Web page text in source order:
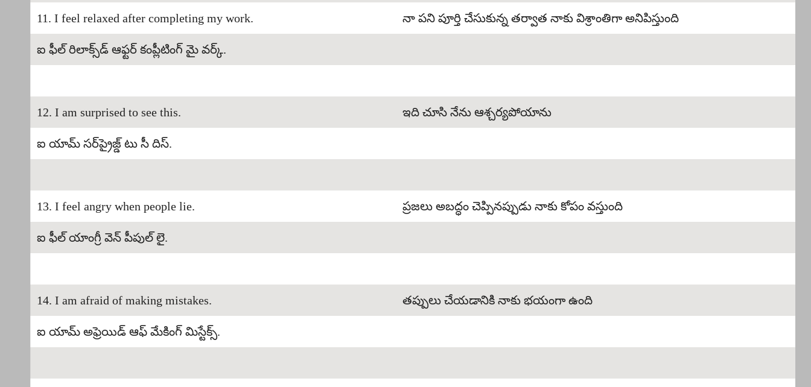
11. I feel relaxed after completing my work. నా పని పూర్తి చేసుకున్న తర్వాత నాకు విశ్రాంతిగా అనిపిస్తుంది
ఐ ఫీల్ రిలాక్స్‌డ్ ఆఫ్టర్ కంప్లీటింగ్ మై వర్క్.
12. I am surprised to see this. ఇది చూసి నేను ఆశ్చర్యపోయాను
ఐ యామ్ సర్‌ప్రైజ్డ్ టు సీ దిస్.
13. I feel angry when people lie. ప్రజలు అబద్ధం చెప్పినప్పుడు నాకు కోపం వస్తుంది
ఐ ఫీల్ యాంగ్రీ వెన్ పీపుల్ లై.
14. I am afraid of making mistakes. తప్పులు చేయడానికి నాకు భయంగా ఉంది
ఐ యామ్ అఫ్రెయిడ్ ఆఫ్ మేకింగ్ మిస్టేక్స్.